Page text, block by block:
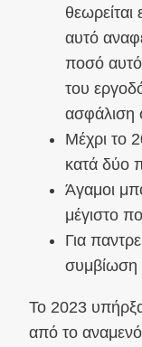
αυτό
ποσό αυτό
του
ασφάλιση
Μέχρι το
κατά δύο
Άγαμοι
μέγιστο
Για
συμβίωση
Το 2023
από το